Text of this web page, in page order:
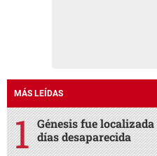
MÁS LEÍDAS
Génesis fue
días desaparecida